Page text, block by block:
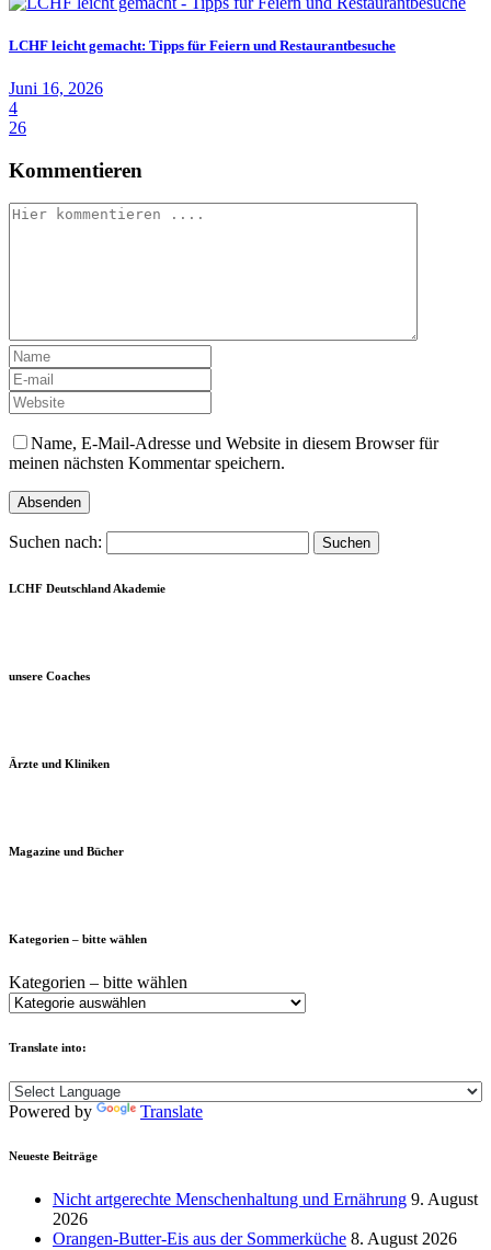
LCHF leicht gemacht: Tipps für Feiern und Restaurantbesuche
Juni 16, 2026
4
26
Kommentieren
Name, E-Mail-Adresse und Website in diesem Browser für
meinen nächsten Kommentar speichern.
Suchen nach:
LCHF Deutschland Akademie
unsere Coaches
Ärzte und Kliniken
Magazine und Bücher
Kategorien – bitte wählen
Kategorien – bitte wählen
Translate into:
Powered by Translate
Neueste Beiträge
Nicht artgerechte Menschenhaltung und Ernährung 9. August
2026
Orangen-Butter-Eis aus der Sommerküche 8. August 2026